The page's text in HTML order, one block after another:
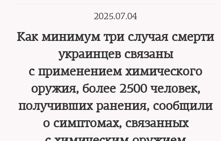
2025.07.04
Как минимум три случая смерти
украинцев связаны
с применением химического
оружия, более 2500 человек,
получивших ранения, сообщили
о симптомах, связанных